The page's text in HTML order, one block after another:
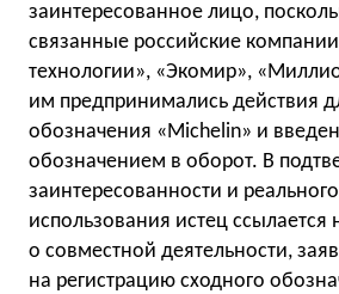
заинтересованное лицо,
связанные российские
технологии», «Экомир»,
им предпринимались действия
обозначения «Michelin» и
обозначением в оборот. В
заинтересованности и
использования истец ссылается
о совместной деятельности,
на регистрацию сходного